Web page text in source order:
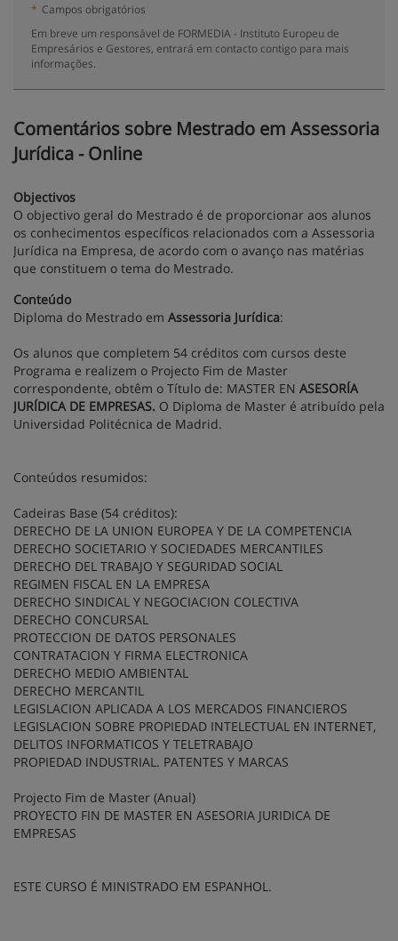
* Campos obrigatórios
Em breve um responsável de FORMEDIA - Instituto Europeu de
Empresários e Gestores, entrará em contacto contigo para mais
informações.
Comentários sobre Mestrado em Assessoria
Jurídica - Online
Objectivos
O objectivo geral do Mestrado é de proporcionar aos alunos
os conhecimentos específicos relacionados com a Assessoria
Jurídica na Empresa, de acordo com o avanço nas matérias
que constituem o tema do Mestrado.
Conteúdo
Diploma do Mestrado em Assessoria Jurídica:
Os alunos que completem 54 créditos com cursos deste
Programa e realizem o Projecto Fim de Master
correspondente, obtêm o Título de: MASTER EN ASESORÍA
JURÍDICA DE EMPRESAS. O Diploma de Master é atribuído pela
Universidad Politécnica de Madrid.
Conteúdos resumidos:
Cadeiras Base (54 créditos):
DERECHO DE LA UNION EUROPEA Y DE LA COMPETENCIA
DERECHO SOCIETARIO Y SOCIEDADES MERCANTILES
DERECHO DEL TRABAJO Y SEGURIDAD SOCIAL
REGIMEN FISCAL EN LA EMPRESA
DERECHO SINDICAL Y NEGOCIACION COLECTIVA
DERECHO CONCURSAL
PROTECCION DE DATOS PERSONALES
CONTRATACION Y FIRMA ELECTRONICA
DERECHO MEDIO AMBIENTAL
DERECHO MERCANTIL
LEGISLACION APLICADA A LOS MERCADOS FINANCIEROS
LEGISLACION SOBRE PROPIEDAD INTELECTUAL EN INTERNET,
DELITOS INFORMATICOS Y TELETRABAJO
PROPIEDAD INDUSTRIAL. PATENTES Y MARCAS
Projecto Fim de Master (Anual)
PROYECTO FIN DE MASTER EN ASESORIA JURIDICA DE
EMPRESAS
ESTE CURSO É MINISTRADO EM ESPANHOL.